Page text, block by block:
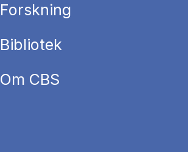
Forskning
Bibliotek
Om CBS